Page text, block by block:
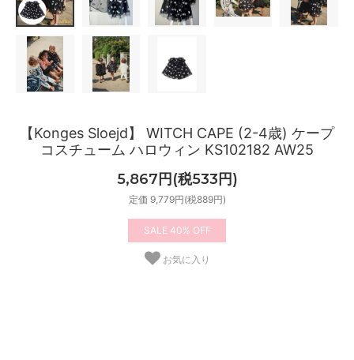
【Konges Sloejd】 WITCH CAPE (2-4歳) ケープ
コスチューム ハロウィン KS102182 AW25
5,867円(税533円)
定価 9,779円(税889円)
40%
お気に入り